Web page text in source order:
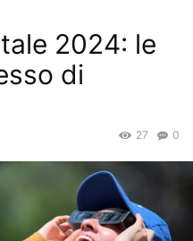
2024: le
di
0
27